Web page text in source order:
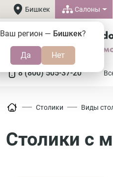
Бишкек
Ваш регион — Бишкек?
Салоны
8 (800) 505-37-20
Столики Виды
Столики с